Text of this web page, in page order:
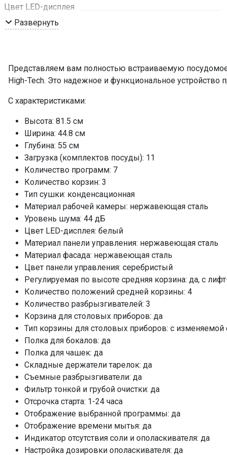
Цвет LED-дисплея
Материал панели управления
Регулируемая по высоте средняя корзина
Количество положений средней корзины
Корзина для столовых приборов
Тип корзины для столовых приборов
Полка для бокалов
Полка для чашек
Складные держатели тарелок
Съемные разбрызгиватели
Фильтр тонкой и грубой очистки
Отсрочка старта
Отображение выбранной программы
Отображение времени мытья
Индикатор отсутствия соли и ополаскивателя
Настройка дозировки ополаскивателя
Настройка расхода соли
Использование средств 3 в 1
Допустимый вес фасада, кг
Мощность подключения, кВт
Класс энергопотребления
Потребление воды
Потребление электроэнергии, кВт/ч
Класс мойки
Класс сушки
Инверторный мотор
Луч на полу
Загрузка 1/2
Функция "ALT"
Развернуть
Представляем вам полностью встраиваемую
High-Tech. Это надежное и функциональное устройство
С характеристиками:
Высота: 81.5 см
Ширина: 44.8 см
Глубина: 55 см
Загрузка (комплектов посуды): 11
Количество программ: 7
Количество корзин: 3
Тип сушки: конденсационная
Материал рабочей камеры: нержавеющая сталь
Уровень шума: 44 дБ
Цвет LED-дисплея: белый
Материал панели управления: нержавеющая сталь
Материал фасада: нержавеющая сталь
Цвет панели управления: серебристый
Регулируемая по высоте средняя корзина: да, с
Количество положений средней корзины: 4
Количество разбрызгивателей: 3
Корзина для столовых приборов: да
Тип корзины для столовых приборов: с
Полка для бокалов: да
Полка для чашек: да
Складные держатели тарелок: да
Съемные разбрызгиватели: да
Фильтр тонкой и грубой очистки: да
Отсрочка старта: 1-24 часа
Отображение выбранной программы: да
Отображение времени мытья: да
Индикатор отсутствия соли и ополаскивателя: да
Настройка дозировки ополаскивателя: да